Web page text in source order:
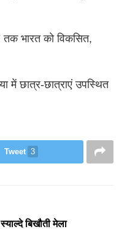
तक भारत को विकसित,
में छात्र-छात्राएं उपस्थित
Tweet 3
बिखौती मेला